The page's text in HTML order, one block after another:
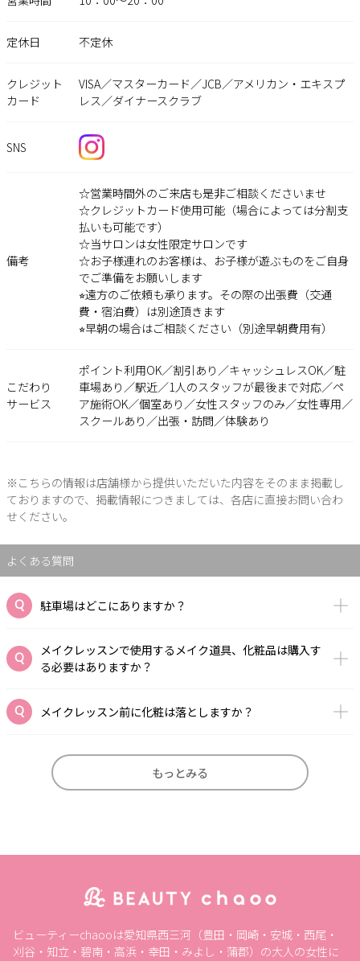
定休日 不定休
クレジット
カード
VISA／マスターカード／JCB／アメリカン・エキスプ
レス／ダイナースクラブ
SNS
備考
☆営業時間外のご来店も是非ご相談くださいませ
☆クレジットカード使用可能（場合によっては分割支
払いも可能です）
☆当サロンは女性限定サロンです
☆お子様連れのお客様は、お子様が遊ぶものをご自身
でご準備をお願いします
⭐︎遠方のご依頼も承ります。その際の出張費（交通
費・宿泊費）は別途頂きます
⭐︎早朝の場合はご相談ください（別途早朝費用有）
こだわり
サービス
ポイント利用OK／割引あり／キャッシュレスOK／駐
車場あり／駅近／1人のスタッフが最後まで対応／ペ
ア施術OK／個室あり／女性スタッフのみ／女性専用／
スクールあり／出張・訪問／体験あり
※こちらの情報は店舗様から提供いただいた内容をそのまま掲載し
ておりますので、掲載情報につきましては、各店に直接お問い合わ
せください。
よくある質問
駐車場はどこにありますか？
メイクレッスンで使用するメイク道具、化粧品は購入す
る必要はありますか？
メイクレッスン前に化粧は落としますか？
もっとみる
ビューティーchaooは愛知県西三河（豊田・岡崎・安城・西尾・
刈谷・知立・碧南・高浜・幸田・みよし・蒲郡）の大人の女性に